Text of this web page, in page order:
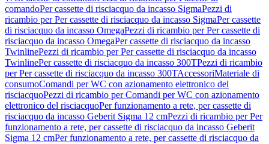
comandoPer cassette di risciacquo da incasso SigmaPezzi di
ricambio per Per cassette di risciacquo da incasso SigmaPer cassette
di risciacquo da incasso OmegaPezzi di ricambio per Per cassette di
risciacquo da incasso OmegaPer cassette di risciacquo da incasso
TwinlinePezzi di ricambio per Per cassette di risciacquo da incasso
TwinlinePer cassette di risciacquo da incasso 300TPezzi di ricambio
per Per cassette di risciacquo da incasso 300TAccessoriMateriale di
consumoComandi per WC con azionamento elettronico del
risciacquoPezzi di ricambio per Comandi per WC con azionamento
elettronico del risciacquoPer funzionamento a rete, per cassette di
risciacquo da incasso Geberit Sigma 12 cmPezzi di ricambio per Per
funzionamento a rete, per cassette di risciacquo da incasso Geberit
Sigma 12 cmPer funzionamento a rete, per cassette di risciacquo da